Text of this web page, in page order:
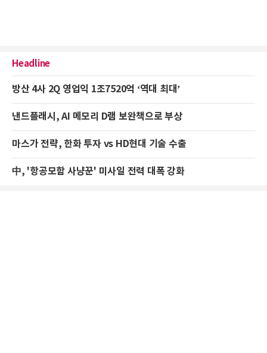
Headline
방산 4사 2Q 영업익 1조7520억 ‘역대 최대’
낸드플래시, AI 메모리 D램 보완책으로 부상
마스가 전략, 한화 투자 vs HD현대 기술 수출
中, '항공모함 사냥꾼' 미사일 전력 대폭 강화